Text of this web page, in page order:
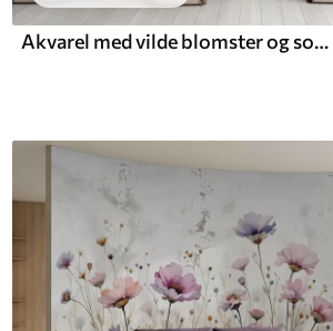
Akvarel med vilde blomster og sommerfugle